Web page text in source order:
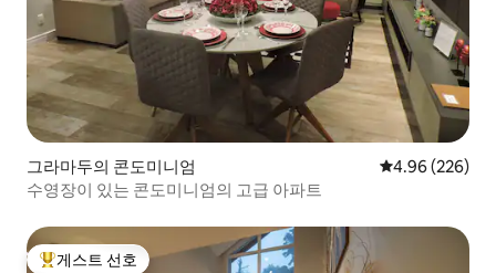
그라마두의 콘도미니엄 평점 4.96점(5
4.96 (226)
수영장이 있는 콘도미니엄의 고급 아파트
상위 게스트 선호
게스트 선호